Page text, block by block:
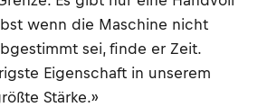
wenn die Maschine nicht
sei, finde er Zeit.
Eigenschaft in unserem
Stärke.»